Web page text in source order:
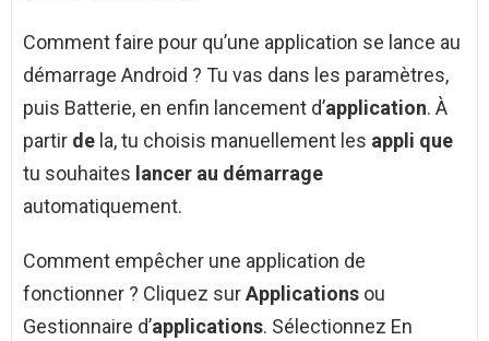
Comment faire pour qu’une application se lance au
démarrage Android ? Tu vas dans les paramètres,
puis Batterie, en enfin lancement d’application. À
partir de la, tu choisis manuellement les appli que
tu souhaites lancer au démarrage
automatiquement.
Comment empêcher une application de
fonctionner ? Cliquez surApplications ou
Gestionnaire d’applications. Sélectionnez En